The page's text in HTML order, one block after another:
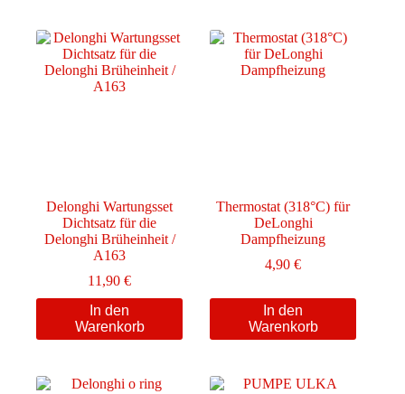
Delonghi Wartungsset
Dichtsatz für die
Delonghi Brüheinheit /
A163
11,90€
In den
Warenkorb
Thermostat (318°C) für
DeLonghi
Dampfheizung
4,90€
In den
Warenkorb